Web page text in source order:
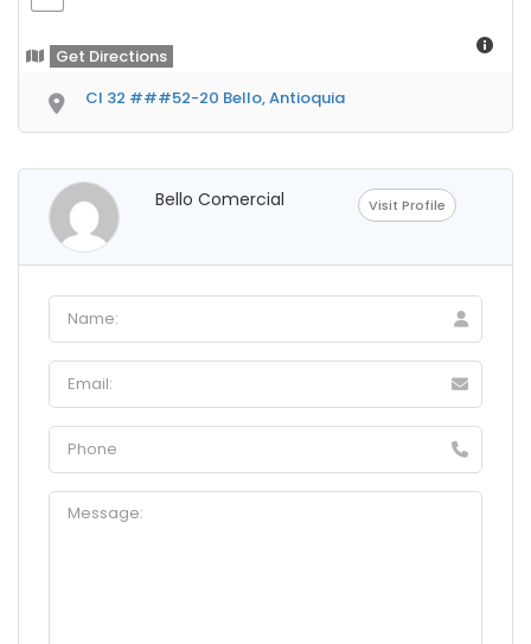
Get Directions
Cl 32 ###52-20 Bello, Antioquia
Bello Comercial Visit Profile